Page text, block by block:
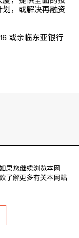
，或解决再融资
或亲临东亚银行
果您继续浏览本网
了解更多有关本网站
拥有。